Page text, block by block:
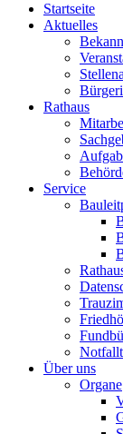
Startseite
Aktuelles
Rathaus
Service
Über uns
Organe